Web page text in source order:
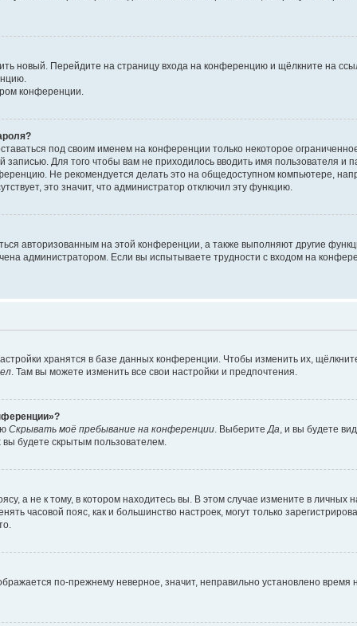
новый. Перейдите на страницу входа на конференцию и щёлкните на
конференции.
под своим именем на конференции только некоторое
записью. Для того чтобы вам не приходилось вводить имя пользователя и
Не рекомендуется делать это на общедоступном компьютере,
это значит, что администратор отключил эту функцию.
авторизованным на этой конференции, а также выполняют другие
администратором. Если вы испытываете трудности с входом на
хранятся в базе данных конференции. Чтобы изменить их,
. Там вы можете изменить все свои настройки и предпочтения.
Скрывать моё пребывание на конференции . Выберите Да , и вы будете
будете скрытым пользователем.
а не к тому, в котором находитесь вы. В этом случае измените в личных
часовой пояс, как и большинство настроек, могут только
по-прежнему неверное, значит, неправильно установлено время